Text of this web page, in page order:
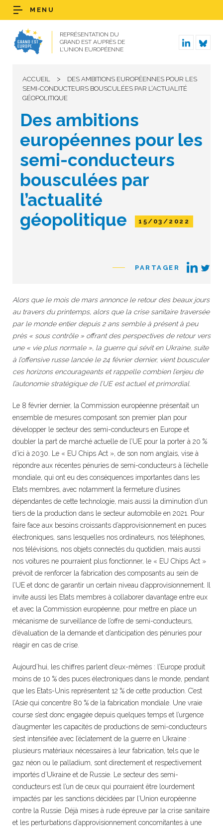
REPRÉSENTATION DU
GRAND EST AUPRÈS DE
L’UNION EUROPÉENNE
MENU
ACCUEIL >
DES AMBITIONS EUROPÉENNES POUR LES
SEMI-CONDUCTEURS BOUSCULÉES PAR L’ACTUALITÉ
GÉOPOLITIQUE
Des ambitions
européennes pour les
semi-conducteurs
bousculées par
l’actualité
géopolitique
15/03/2022
PARTAGER
Alors que le mois de mars annonce le retour des beaux jours
au travers du printemps, alors que la crise sanitaire traversée
par le monde entier depuis 2 ans semble à présent à peu
près « sous contrôle » offrant des perspectives de retour vers
une « vie plus normale », la guerre qui sévit en Ukraine, suite
à l’offensive russe lancée le 24 février dernier, vient bousculer
ces horizons encourageants et rappelle combien l’enjeu de
l’autonomie stratégique de l’UE est actuel et primordial.
Le 8 février dernier, la Commission européenne présentait un
ensemble de mesures composant son premier plan pour
développer le secteur des semi-conducteurs en Europe et
doubler la part de marché actuelle de l’UE pour la porter à 20 %
d’ici à 2030. Le « EU Chips Act », de son nom anglais, vise à
répondre aux récentes pénuries de semi-conducteurs à l’échelle
mondiale, qui ont eu des conséquences importantes dans les
Etats membres, avec notamment la fermeture d’usines
dépendantes de cette technologie, mais aussi la diminution d’un
tiers de la production dans le secteur automobile en 2021. Pour
faire face aux besoins croissants d’approvisionnement en puces
électroniques, sans lesquelles nos ordinateurs, nos téléphones,
nos télévisions, nos objets connectés du quotidien, mais aussi
nos voitures ne pourraient plus fonctionner, le « EU Chips Act »
prévoit de renforcer la fabrication des composants au sein de
l’UE et donc de garantir un certain niveau d’approvisionnement. Il
invite aussi les Etats membres à collaborer davantage entre eux
et avec la Commission européenne, pour mettre en place un
mécanisme de surveillance de l’offre de semi-conducteurs,
d’évaluation de la demande et d’anticipation des pénuries pour
réagir en cas de crise.
Aujourd’hui, les chiffres parlent d’eux-mêmes : l’Europe produit
moins de 10 % des puces électroniques dans le monde, pendant
que les Etats-Unis représentent 12 % de cette production. C’est
l’Asie qui concentre 80 % de la fabrication mondiale. Une vraie
course s’est donc engagée depuis quelques temps et l’urgence
d’augmenter les capacités de productions de semi-conducteurs
s’est intensifiée avec l’éclatement de la guerre en Ukraine :
plusieurs matériaux nécessaires à leur fabrication, tels que le
gaz néon ou le palladium, sont directement et respectivement
importés d’Ukraine et de Russie. Le secteur des semi-
conducteurs est l’un de ceux qui pourraient être lourdement
impactés par les sanctions décidées par l’Union européenne
contre la Russie. Déjà mises à rude épreuve par la crise sanitaire
et les perturbations d’approvisionnement concomitantes à une